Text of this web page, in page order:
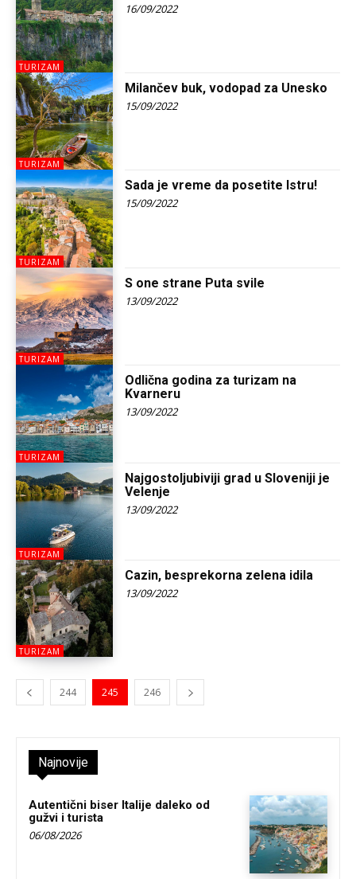
TURIZAM
16/09/2022
TURIZAM
Milančev buk, vodopad za Unesko
15/09/2022
TURIZAM
Sada je vreme da posetite Istru!
15/09/2022
TURIZAM
S one strane Puta svile
13/09/2022
TURIZAM
Odlična godina za turizam na
Kvarneru
13/09/2022
TURIZAM
Najgostoljubiviji grad u Sloveniji je
Velenje
13/09/2022
TURIZAM
Cazin, besprekorna zelena idila
13/09/2022
244 245 246
Najnovije
Autentični biser Italije daleko od
gužvi i turista
06/08/2026